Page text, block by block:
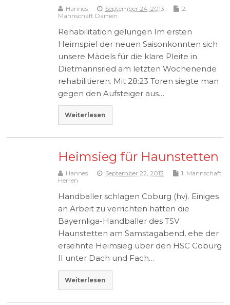
Hannes September 24, 2013
2.
Mannschaft Damen
Rehabilitation gelungen Im ersten
Heimspiel der neuen Saisonkonnten sich
unsere Mädels für die klare Pleite in
Dietmannsried am letzten Wochenende
rehabilitieren. Mit 28:23 Toren siegte man
gegen den Aufsteiger aus…
Weiterlesen
Heimsieg für Haunstetten
Hannes September 22, 2013
1. Mannschaft
Herren
Handballer schlagen Coburg (hv). Einiges
an Arbeit zu verrichten hatten die
Bayernliga-Handballer des TSV
Haunstetten am Samstagabend, ehe der
ersehnte Heimsieg über den HSC Coburg
II unter Dach und Fach…
Weiterlesen